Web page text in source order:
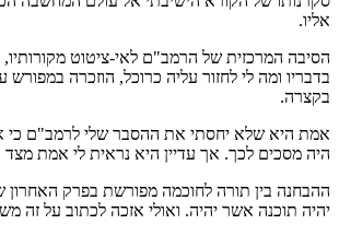
אליו.
הסיבה המרכזית של הרמב"ם לאי-ציטוט
בדבריו ומה לי לחזור עליה כרוכל, הוזכרה במפורש
בקצרה.
אמת היא שלא יחסתי את ההסבר שלי לרמב"ם כי
היה מסכים לכך. אך עדיין היא נראית לי אמת
ההבחנה בין תורה לחוכמה מפורשת בפרק האחרון
יהיה תוכנה אשר יהיה. ואולי אזכה לכתוב על זה